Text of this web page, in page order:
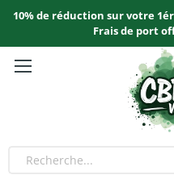
10% de réduction sur votre
Frais de port